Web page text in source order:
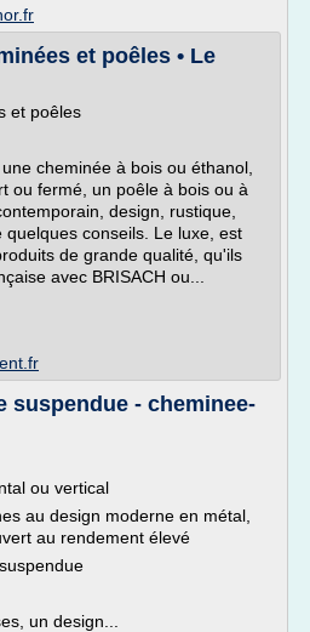
et poêles • Le
et poêles
cheminée à bois ou éthanol,
ou fermé, un poêle à bois ou à
design, rustique,
conseils. Le luxe, est
de grande qualité, qu'ils
avec BRISACH ou...
suspendue - cheminee-
ou vertical
au design moderne en métal,
au rendement élevé
un design...